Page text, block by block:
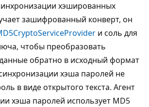
хэшированных
зашифрованный конверт, он
и соль для
чтобы преобразовать
обратно в исходный формат
хэша паролей не
в виде открытого текста. Агент
хэша паролей использует MD5